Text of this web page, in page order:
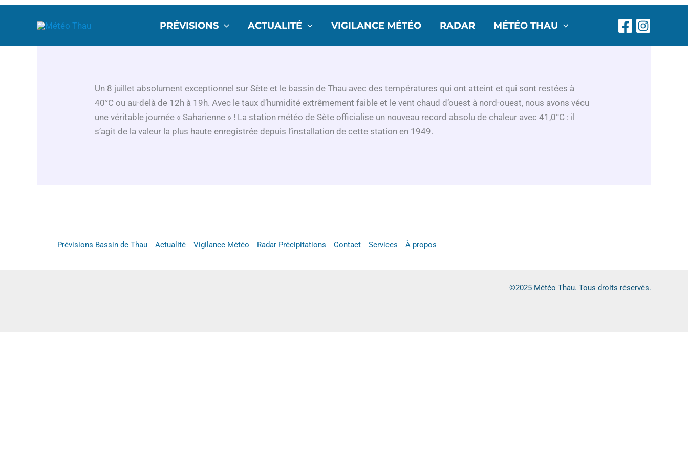
Aller
PRÉVISIONS ACTUALITÉ VIGILANCE MÉTÉO RADAR MÉTÉO THAU
Un 8 juillet absolument exceptionnel sur Sète et le bassin de Thau avec des températures qui ont atteint et qui sont restées à
40°C ou au-delà de 12h à 19h. Avec le taux d’humidité extrêmement faible et le vent chaud d’ouest à nord-ouest, nous avons vécu
une véritable journée « Saharienne » ! La station météo de Sète officialise un nouveau record absolu de chaleur avec 41,0°C : il
s’agit de la valeur la plus haute enregistrée depuis l’installation de cette station en 1949.
Prévisions Bassin de Thau Actualité Vigilance Météo Radar Précipitations Contact Services À propos
©2025 Météo Thau. Tous droits réservés.